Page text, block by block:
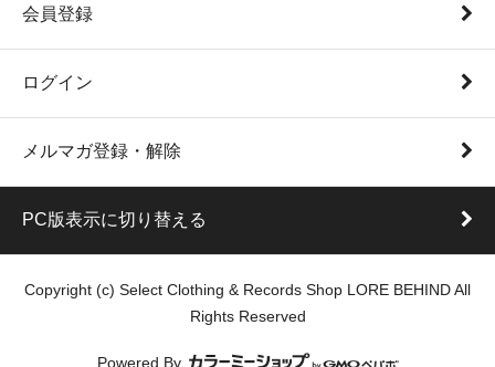
会員登録
ログイン
メルマガ登録・解除
PC版表示に切り替える
Copyright (c) Select Clothing & Records Shop LORE BEHIND All
Rights Reserved
Powered By